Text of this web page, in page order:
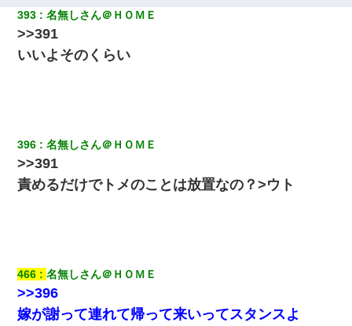
妻と同居し始めたときから、よく妻が「どこかで音漏れしてな
い？音楽聞こえる」と言っていて…
私「まとめ買いして冷凍ストックしてる」Ａ「ずるい！クレク
出張中の旦那から『フリンしやがって、このクズ』と電話が。私
「本当に家まで来たの？証拠は？」旦那「俺の言葉が信じられな
いのか！」→ 離婚後
今日夫の実家に泊ったんだけど、朝起きたら股間がなんかモッコ
393 名無しさん＠ＨＯＭＥ
>>391
いいよそのくらい
396 名無しさん＠ＨＯＭＥ
>>391
責めるだけでトメのことは放置なの？>ウト
466 名無しさん＠ＨＯＭＥ
>>396
嫁が謝って連れて帰って来いってスタンスよ